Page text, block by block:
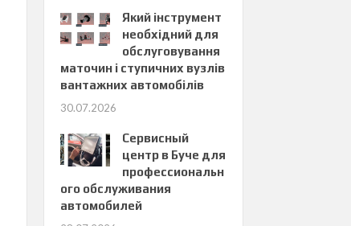
Який інструмент
необхідний для
обслуговування
маточин і ступичних вузлів
вантажних автомобілів
30.07.2026
Сервисный
центр в Буче для
профессиональн
ого обслуживания
автомобилей